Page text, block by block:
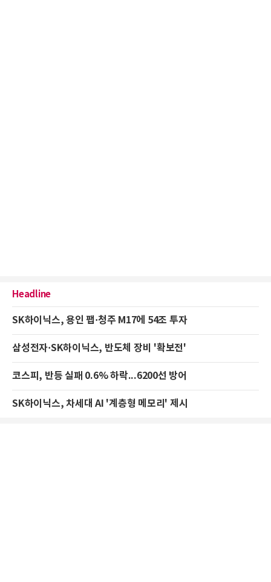
Headline
SK하이닉스, 용인 팹·청주 M17에 54조 투자
삼성전자·SK하이닉스, 반도체 장비 '확보전'
코스피, 반등 실패 0.6% 하락...6200선 방어
SK하이닉스, 차세대 AI '계층형 메모리' 제시